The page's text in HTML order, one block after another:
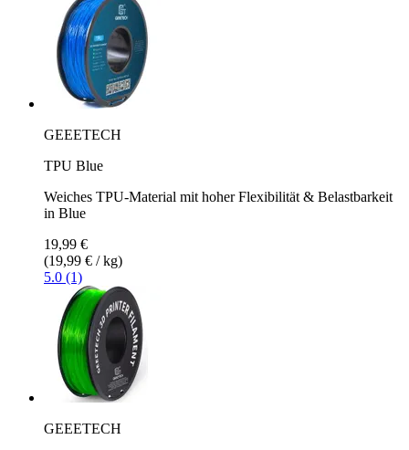
GEEETECH
TPU Blue
Weiches TPU-Material mit hoher Flexibilität & Belastbarkeit
in Blue
19,99 €
(19,99 € / kg)
5.0 (1)
GEEETECH